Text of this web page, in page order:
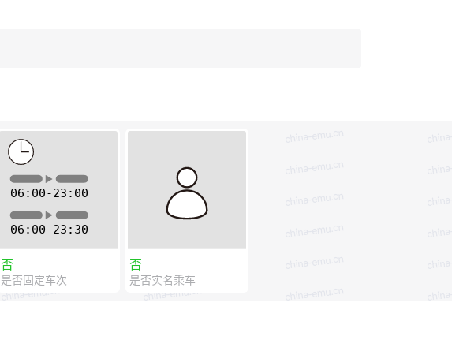
否
是否固定车次
否
是否实名乘车